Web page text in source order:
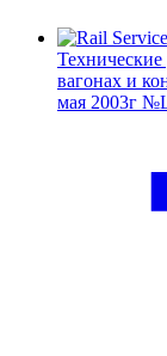
вагонах и
мая 2003г